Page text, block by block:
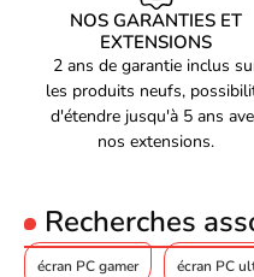
de divertissement numérique.
Diagonale d'écran (cm)
Prise en charge HDR
Technologie HDR (plage
dynamique élevée)
Taux de diffusion
Profondeur de couleurs
NOS GARANTIES ET
EXTENSIONS
2 ans de garantie inclus
les produits neufs,
d'étendre jusqu'à 5 ans
nos extensions.
Recherches
écran PC gamer écran PC